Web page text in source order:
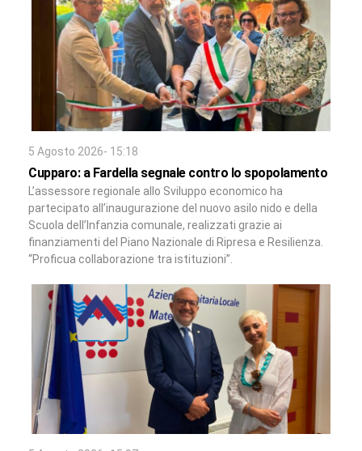
5 Agosto 2026- 15:18
Cupparo: a Fardella segnale contro lo spopolamento
L’assessore regionale allo Sviluppo economico ha
partecipato all’inaugurazione del nuovo asilo nido e della
Scuola dell’Infanzia comunale, realizzati grazie ai
finanziamenti del Piano Nazionale di Ripresa e Resilienza.
“Proficua collaborazione tra istituzioni”.